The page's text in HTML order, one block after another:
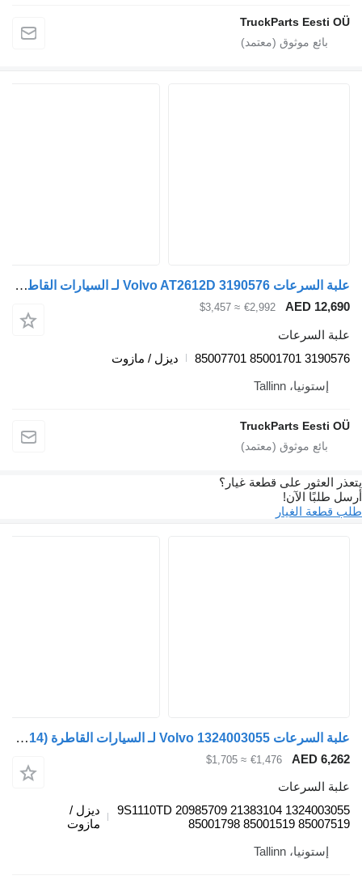
TruckParts
علبة السرعات Volvo AT2612D 3190576 لـ السيارات القاطرة Volvo FH12, FH16, NH12, FH, VNL780 (1993-2014)
AED
€2,992
≈ $3,457
السرعات
3190576
ديزل / مازوت
إستونيا، Tallinn
TruckParts
على قطعة غيار؟
الآن!
الغيار
علبة السرعات Volvo 1324003055 لـ السيارات القاطرة Volvo FL, FE (2005-2014)
AED
€1,476
≈ $1,705
السرعات
1324003055 9S1110TD 20985709 21383104
85001798 85001519
ديزل /
مازوت
إستونيا، Tallinn